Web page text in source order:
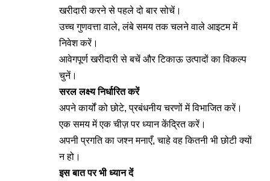
खरीदारी करने से पहले दो बार सोचें।
उच्च गुणवत्ता वाले, लंबे समय तक चलने वाले आइटम में
निवेश करें।
आवेगपूर्ण खरीदारी से बचें और टिकाऊ उत्पादों का विकल्प
चुनें।
सरल लक्ष्य निर्धारित करें
अपने कार्यों को छोटे, प्रबंधनीय चरणों में विभाजित करें।
एक समय में एक चीज़ पर ध्यान केंद्रित करें।
अपनी प्रगति का जश्न मनाएँ, चाहे वह कितनी भी छोटी क्यों
न हो।
इस बात पर भी ध्यान दें